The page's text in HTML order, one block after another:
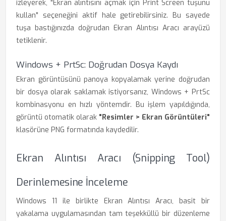
izleyerek, "Ekran alıntısını açmak için Print Screen tuşunu
kullan" seçeneğini aktif hale getirebilirsiniz. Bu sayede
tuşa bastığınızda doğrudan Ekran Alıntısı Aracı arayüzü
tetiklenir.
Windows + PrtSc: Doğrudan Dosya Kaydı
Ekran görüntüsünü panoya kopyalamak yerine doğrudan
bir dosya olarak saklamak istiyorsanız, Windows + PrtSc
kombinasyonu en hızlı yöntemdir. Bu işlem yapıldığında,
görüntü otomatik olarak "Resimler > Ekran Görüntüleri"
klasörüne PNG formatında kaydedilir.
Ekran Alıntısı Aracı (Snipping Tool)
Derinlemesine İnceleme
Windows 11 ile birlikte Ekran Alıntısı Aracı, basit bir
yakalama uygulamasından tam teşekküllü bir düzenleme